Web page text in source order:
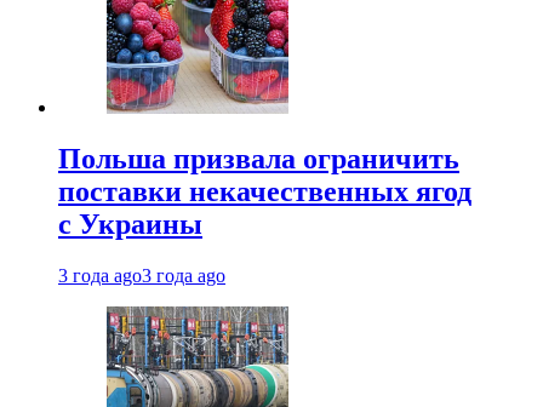
Польша призвала ограничить
поставки некачественных ягод
с Украины
3 года ago3 года ago